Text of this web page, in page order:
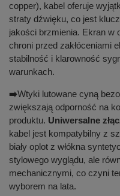
copper), kabel oferuje
straty dźwięku, co jest
jakości brzmienia. Ekran w
chroni przed zakłóceniami
stabilność i klarowność
warunkach.
➡️Wtyki lutowane cyną
zwiększają odporność na
produktu. Uniwersalne
kabel jest kompatybilny z
biały oplot z włókna
stylowego wyglądu, ale
mechanicznymi, co czyni
wyborem na lata.